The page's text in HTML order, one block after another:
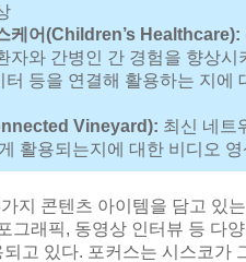
케어(Children’s Healthcare):
자와 간병인 간 경험을 향상시
터 등을 연결해 활용하는 지에
Vineyard): 최신 네트
활용되는지에 대한 비디오
지 콘텐츠 아이템을 담고 있
그래픽, 동영상 인터뷰 등 다
고 있다. 포커스는 시스코가